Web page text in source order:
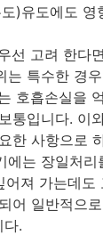
)유도에도
선 고려 한다
는 특수한 경
호흡손실을
통입니다. 이
한 사항으로
에는 장일처
져 가는데도
어 일반적으
다.